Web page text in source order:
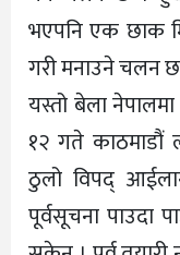
भएपनि एक छाक
गरी मनाउने चलन
यस्तो बेला
१२ गते
ठुलो विपद्
पूर्वसूचना पाउदा